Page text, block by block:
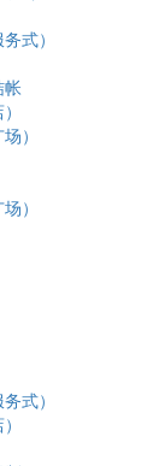
式）
）
）
式）